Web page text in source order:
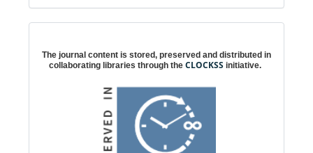
The journal content is stored, preserved and distributed in
collaborating libraries through the CLOCKSS initiative.